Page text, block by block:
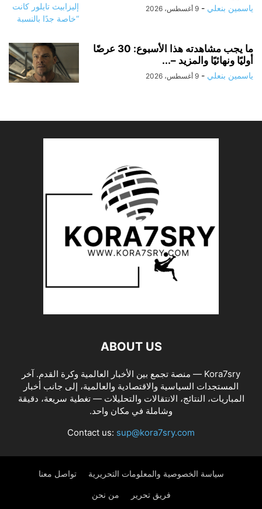
ياسمين بنعلي - 9 أغسطس، 2026
ما يجب مشاهدته هذا الأسبوع: 30 عرضًا
أوليًا ونهائيًا والمزيد –...
ياسمين بنعلي - 9 أغسطس، 2026
ABOUT US
Kora7sry — منصة تجمع بين الأخبار العالمية وكرة القدم. آخر
المستجدات السياسية والاقتصادية والعالمية، إلى جانب أخبار
المباريات، النتائج، الانتقالات والتحليلات — تغطية سريعة، دقيقة
وشاملة في مكان واحد.
Contact us: sup@kora7sry.com
سياسة الخصوصية والمعلومات التحريرية تواصل معنا
فريق تحرير من نحن